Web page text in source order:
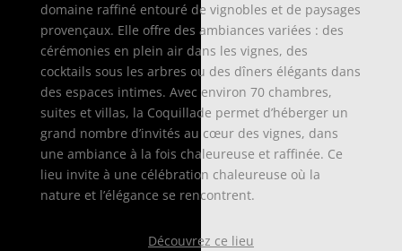
domaine raffiné entouré de vignobles et de paysages
provençaux. Elle offre des ambiances variées : des
cérémonies en plein air dans les vignes, des
cocktails sous les arbres ou des dîners élégants dans
des espaces intimes. Avec environ 70 chambres,
suites et villas, la Coquillade permet d’héberger un
grand nombre d’invités au cœur des vignes, dans
une ambiance à la fois chaleureuse et raffinée. Ce
lieu invite à une célébration chaleureuse où la
nature et l’élégance se rencontrent.
Découvrez ce lieu